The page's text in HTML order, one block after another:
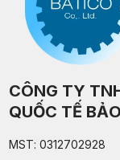
CÔNG TY
QUỐC TẾ
MST: 0312702928